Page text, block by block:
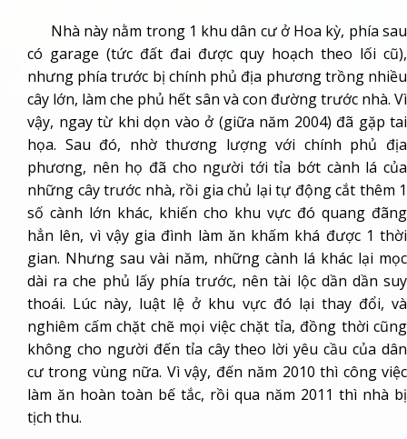
Nhà này nằm trong 1 khu dân cư ở Hoa kỳ, phía sau
có garage (tức đất đai được quy hoạch theo lối cũ),
nhưng phía trước bị chính phủ địa phương trồng nhiều
cây lớn, làm che phủ hết sân và con đường trước nhà. Vì
vậy, ngay từ khi dọn vào ở (giữa năm 2004) đã gặp tai
họa. Sau đó, nhờ thương lượng với chính phủ địa
phương, nên họ đã cho người tới tỉa bớt cành lá của
những cây trước nhà, rồi gia chủ lại tự động cắt thêm 1
số cành lớn khác, khiến cho khu vực đó quang đãng
hẳn lên, vì vậy gia đình làm ăn khấm khá được 1 thời
gian. Nhưng sau vài năm, những cành lá khác lại mọc
dài ra che phủ lấy phía trước, nên tài lộc dần dần suy
thoái. Lúc này, luật lệ ở khu vực đó lại thay đổi, và
nghiêm cấm chặt chẽ mọi việc chặt tỉa, đồng thời cũng
không cho người đến tỉa cây theo lời yêu cầu của dân
cư trong vùng nữa. Vì vậy, đến năm 2010 thì công việc
làm ăn hoàn toàn bế tắc, rồi qua năm 2011 thì nhà bị
tịch thu.